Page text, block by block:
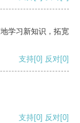
学习新知识，拓宽
支持[0] 反对[0]
支持[0] 反对[0]